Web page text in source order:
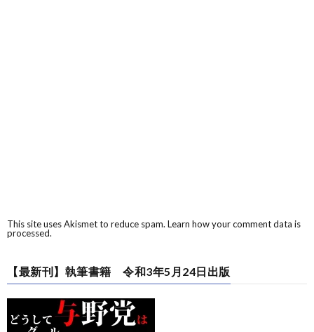
This site uses Akismet to reduce spam. Learn how your comment data is
processed.
【最新刊】執筆書籍 令和3年5月24日出版